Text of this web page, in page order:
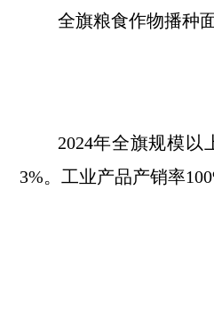
全旗粮食作物播种
2024年全旗规模
3%。工业产品产销率